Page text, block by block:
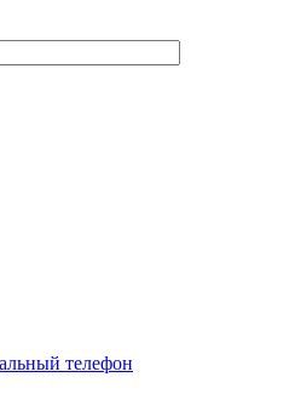
телефон